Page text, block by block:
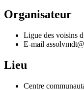
Organisateur
Ligue des voisins
E-mail
Lieu
Centre